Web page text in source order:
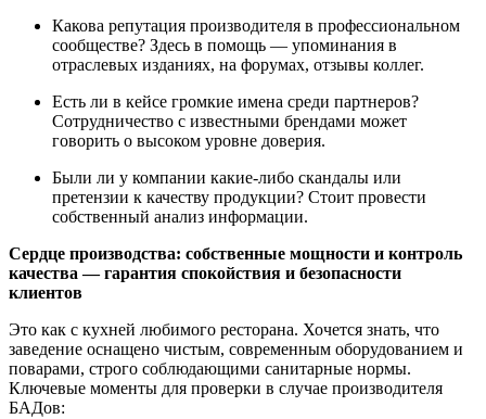
Какова репутация производителя в профессиональном
сообществе? Здесь в помощь — упоминания в
отраслевых изданиях, на форумах, отзывы коллег.
Есть ли в кейсе громкие имена среди партнеров?
Сотрудничество с известными брендами может
говорить о высоком уровне доверия.
Были ли у компании какие-либо скандалы или
претензии к качеству продукции? Стоит провести
собственный анализ информации.
Сердце производства: собственные мощности и контроль
качества — гарантия спокойствия и безопасности
клиентов
Это как с кухней любимого ресторана. Хочется знать, что
заведение оснащено чистым, современным оборудованием и
поварами, строго соблюдающими санитарные нормы.
Ключевые моменты для проверки в случае производителя
БАДов: